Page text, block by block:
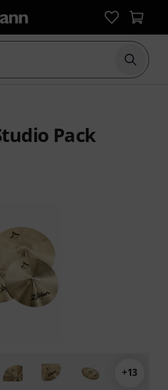
Suche
Pack
aus 4 Kundenbewertungen
+13